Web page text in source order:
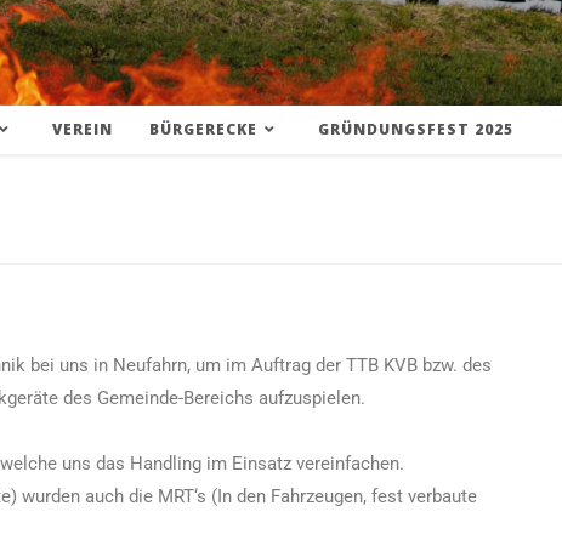
VEREIN BÜRGERECKE GRÜNDUNGSFEST 2025
bei uns in Neufahrn, um im Auftrag der TTB KVB bzw. des
des Gemeinde-Bereichs aufzuspielen.
uns das Handling im Einsatz vereinfachen.
wurden auch die MRT‘s (In den Fahrzeugen, fest verbaute